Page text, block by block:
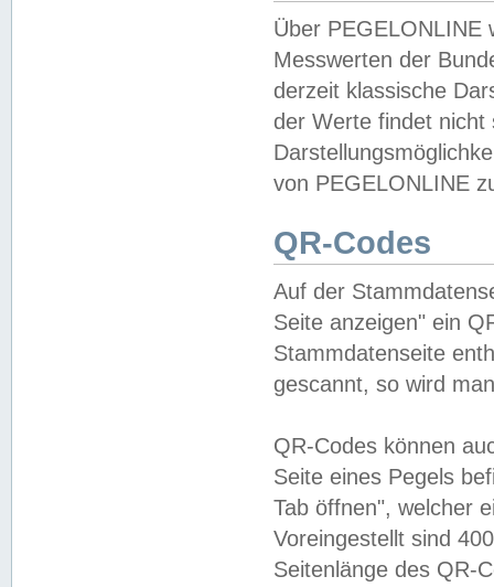
Über PEGELONLINE
Messwerten der
derzeit klassische
der Werte findet
von PEGELONLINE
QR-Codes
Auf der
Seite anzeigen" ein
Stammdatenseite
gescannt, so wird
QR-Codes können
Seite eines Pegels
Tab öffnen", welcher
Voreingestellt sind
Seitenlänge des QR-